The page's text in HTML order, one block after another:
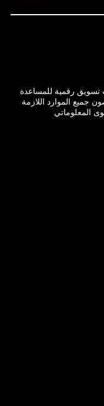
رقمية للمساعدة
الموارد اللازمة
المعلوماتي